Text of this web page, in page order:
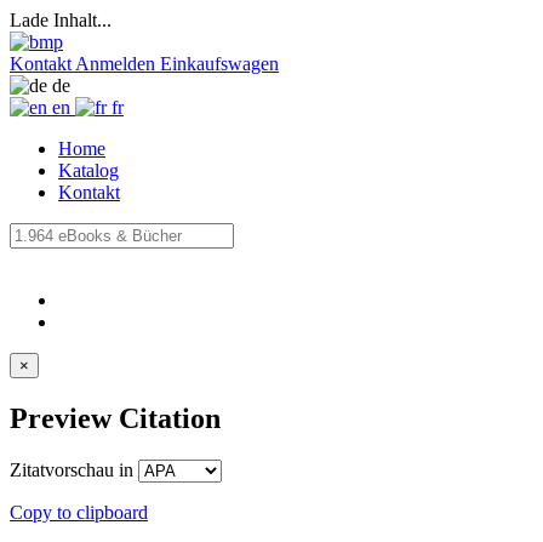
Lade Inhalt...
Kontakt Anmelden Einkaufswagen
de
en
fr
Home
Katalog
Kontakt
×
Preview Citation
Zitatvorschau in
Copy to clipboard